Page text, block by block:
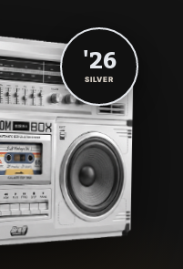
'26
SILVER